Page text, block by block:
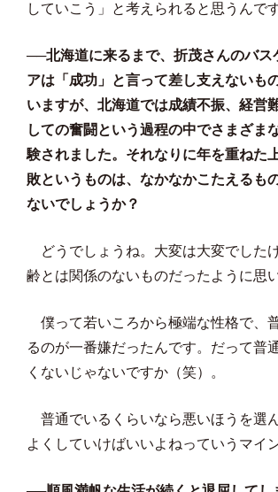
していこう」と考えられると思うんです
──北海道に来るまで、折茂さんのバス
アは「成功」と言って差し支えないも
いますが、北海道では成績不振、経営
しての奮闘という過程の中でさまざま
験されました。それなりに年を重ねた
敗というものは、なかなかこたえるも
ないでしょうか？
どうでしょうね。大変は大変でした
齢とは関係のないものだったように思
僕って若いころから極端な性格で、
るのが一番嫌だったんです。だって普
くないじゃないですか（笑）。
普通でいるくらいなら悪いほうを選
よくしていけばいいよねっていうマイ